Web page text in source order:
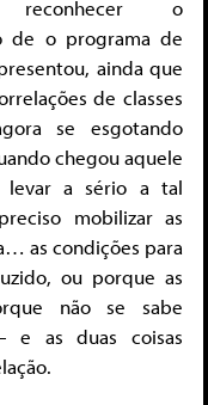
o
de o programa de
ainda que
de classes
se esgotando
chegou aquele
levar a sério a tal
mobilizar as
as condições para
ou porque as
não se sabe
e as duas coisas